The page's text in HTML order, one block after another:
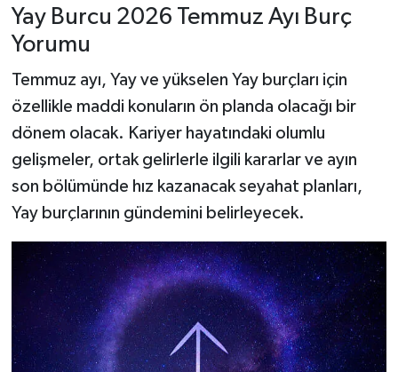
Yay Burcu 2026 Temmuz Ayı Burç
Yorumu
Temmuz ayı, Yay ve yükselen Yay burçları için
özellikle maddi konuların ön planda olacağı bir
dönem olacak. Kariyer hayatındaki olumlu
gelişmeler, ortak gelirlerle ilgili kararlar ve ayın
son bölümünde hız kazanacak seyahat planları,
Yay burçlarının gündemini belirleyecek.